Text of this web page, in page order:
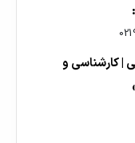
کارشناسی و